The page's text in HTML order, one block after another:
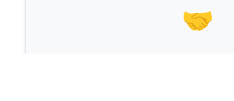
🤝